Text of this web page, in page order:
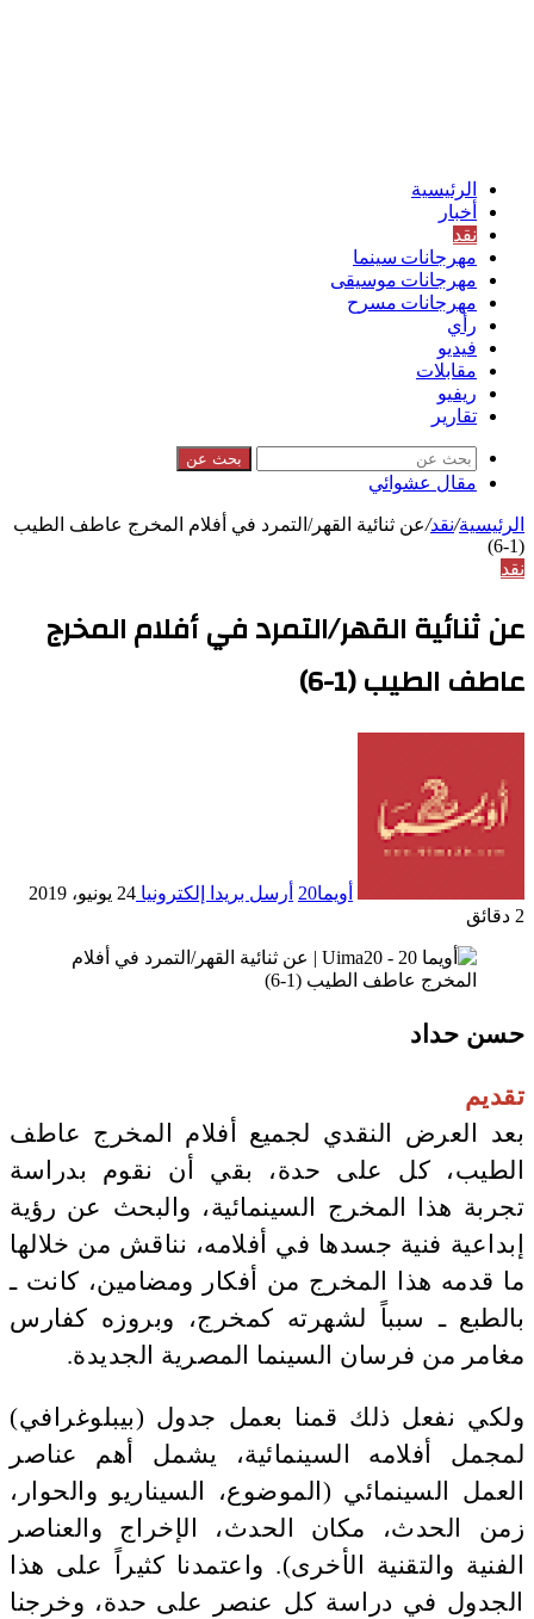
الرئيسية
أخبار
نقد
مهرجانات سينما
مهرجانات موسيقى
مهرجانات مسرح
رأي
فيديو
مقابلات
ريفيو
تقارير
بحث عن
مقال عشوائي
الرئيسية/نقد/عن ثنائية القهر/التمرد في أفلام المخرج عاطف الطيب
(1-6)
نقد
عن ثنائية القهر/التمرد في أفلام المخرج
عاطف الطيب (1-6)
أويما20 أرسل بريدا إلكترونيا 24 يونيو، 2019
2 دقائق
حسن حداد
تقديم
بعد العرض النقدي لجميع أفلام المخرج عاطف
الطيب، كل على حدة، بقي أن نقوم بدراسة
تجربة هذا المخرج السينمائية، والبحث عن رؤية
إبداعية فنية جسدها في أفلامه، نناقش من خلالها
ما قدمه هذا المخرج من أفكار ومضامين، كانت ـ
بالطبع ـ سبباً لشهرته كمخرج، وبروزه كفارس
مغامر من فرسان السينما المصرية الجديدة.
ولكي نفعل ذلك قمنا بعمل جدول (بيبلوغرافي)
لمجمل أفلامه السينمائية، يشمل أهم عناصر
العمل السينمائي (الموضوع، السيناريو والحوار،
زمن الحدث، مكان الحدث، الإخراج والعناصر
الفنية والتقنية الأخرى). واعتمدنا كثيراً على هذا
الجدول في دراسة كل عنصر على حدة، وخرجنا